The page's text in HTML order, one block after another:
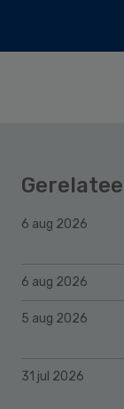
6 aug 2026
6 aug 2026
5 aug 2026
31 jul 2026